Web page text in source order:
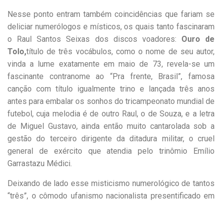
Nesse ponto entram também coincidências que fariam se
deliciar numerólogos e místicos, os quais tanto fascinaram
o Raul Santos Seixas dos discos voadores: Ouro de
Tolo,título de três vocábulos, como o nome de seu autor,
vinda a lume exatamente em maio de 73, revela-se um
fascinante contranome ao “Pra frente, Brasil”, famosa
canção com título igualmente trino e lançada três anos
antes para embalar os sonhos do tricampeonato mundial de
futebol, cuja melodia é de outro Raul, o de Souza, e a letra
de Miguel Gustavo, ainda então muito cantarolada sob a
gestão do terceiro dirigente da ditadura militar, o cruel
general de exército que atendia pelo trinômio Emílio
Garrastazu Médici.
Deixando de lado esse misticismo numerológico de tantos
“três”, o cômodo ufanismo nacionalista presentificado em